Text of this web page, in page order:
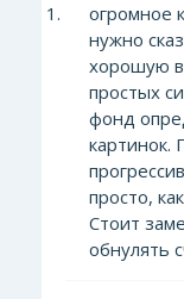
огромное
нужно
хорошую
простых
фонд
картинок.
просто,
Стоит
обнулять